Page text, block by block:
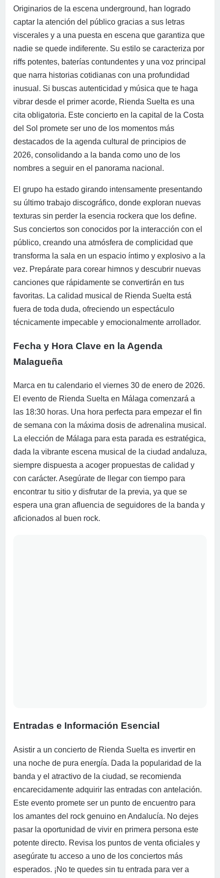
Originarios de la escena underground, han logrado
captar la atención del público gracias a sus letras
viscerales y a una puesta en escena que garantiza que
nadie se quede indiferente. Su estilo se caracteriza por
riffs potentes, baterías contundentes y una voz principal
que narra historias cotidianas con una profundidad
inusual. Si buscas autenticidad y música que te haga
vibrar desde el primer acorde, Rienda Suelta es una
cita obligatoria. Este concierto en la capital de la Costa
del Sol promete ser uno de los momentos más
destacados de la agenda cultural de principios de
2026, consolidando a la banda como uno de los
nombres a seguir en el panorama nacional.
El grupo ha estado girando intensamente presentando
su último trabajo discográfico, donde exploran nuevas
texturas sin perder la esencia rockera que los define.
Sus conciertos son conocidos por la interacción con el
público, creando una atmósfera de complicidad que
transforma la sala en un espacio íntimo y explosivo a la
vez. Prepárate para corear himnos y descubrir nuevas
canciones que rápidamente se convertirán en tus
favoritas. La calidad musical de Rienda Suelta está
fuera de toda duda, ofreciendo un espectáculo
técnicamente impecable y emocionalmente arrollador.
Fecha y Hora Clave en la Agenda
Malagueña
Marca en tu calendario el viernes 30 de enero de 2026.
El evento de Rienda Suelta en Málaga comenzará a
las 18:30 horas. Una hora perfecta para empezar el fin
de semana con la máxima dosis de adrenalina musical.
La elección de Málaga para esta parada es estratégica,
dada la vibrante escena musical de la ciudad andaluza,
siempre dispuesta a acoger propuestas de calidad y
con carácter. Asegúrate de llegar con tiempo para
encontrar tu sitio y disfrutar de la previa, ya que se
espera una gran afluencia de seguidores de la banda y
aficionados al buen rock.
Entradas e Información Esencial
Asistir a un concierto de Rienda Suelta es invertir en
una noche de pura energía. Dada la popularidad de la
banda y el atractivo de la ciudad, se recomienda
encarecidamente adquirir las entradas con antelación.
Este evento promete ser un punto de encuentro para
los amantes del rock genuino en Andalucía. No dejes
pasar la oportunidad de vivir en primera persona este
potente directo. Revisa los puntos de venta oficiales y
asegúrate tu acceso a uno de los conciertos más
esperados. ¡No te quedes sin tu entrada para ver a